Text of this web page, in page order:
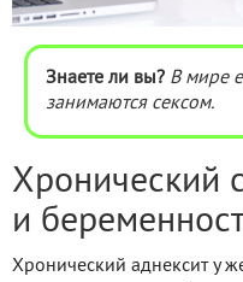
Знаете ли вы? В мире
занимаются сексом.
Хронический
и
Хронический аднексит у